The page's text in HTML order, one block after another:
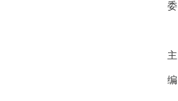
委
主
编